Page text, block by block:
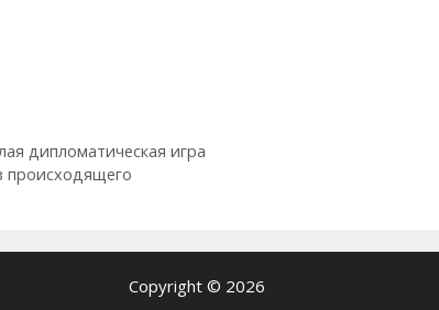
дипломатическая игра
происходящего
Copyright © 2026